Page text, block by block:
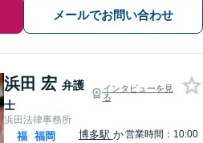
メールでお問い合わせ
浜田 宏 弁護
士
インタビューを見
る
浜田法律事務所
福
福岡
博多駅 か営業時間：10:00